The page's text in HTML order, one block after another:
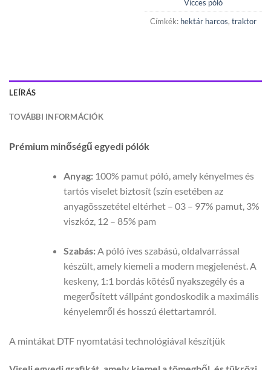
Vicces póló
Címkék: hektár harcos, traktor
LEÍRÁS
TOVÁBBI INFORMÁCIÓK
Prémium minőségű egyedi pólók
Anyag:100% pamut póló, amely kényelmes és
tartós viselet biztosít (szín esetében az
anyagösszetétel eltérhet – 03 – 97% pamut, 3%
viszkóz, 12 – 85% pam
Szabás:A póló íves szabású, oldalvarrással
készült, amely kiemeli a modern megjelenést. A
keskeny, 1:1 bordás kötésű nyakszegély és a
megerősített vállpánt gondoskodik a maximális
kényelemről és hosszú élettartamról.
A mintákat DTF nyomtatási technológiával készítjük